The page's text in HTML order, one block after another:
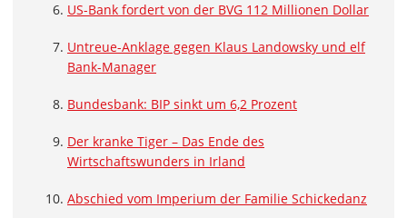
US-Bank fordert von der BVG 112 Millionen Dollar
Untreue-Anklage gegen Klaus Landowsky und elf
Bank-Manager
Bundesbank: BIP sinkt um 6,2 Prozent
Der kranke Tiger – Das Ende des
Wirtschaftswunders in Irland
Abschied vom Imperium der Familie Schickedanz